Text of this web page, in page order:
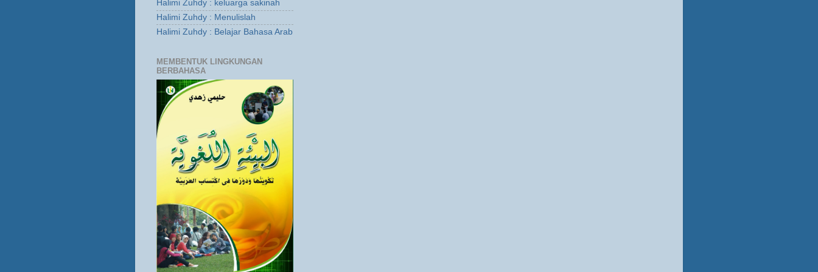
Halimi Zuhdy : keluarga sakinah
Halimi Zuhdy : Menulislah
Halimi Zuhdy : Belajar Bahasa Arab
MEMBENTUK LINGKUNGAN
BERBAHASA